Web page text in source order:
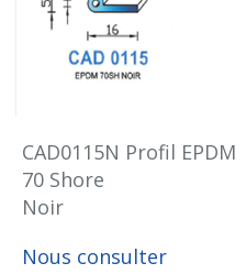
CAD0115N Profil EPDM
70 Shore
Noir
Nous consulter